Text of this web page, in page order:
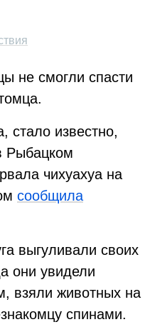
не смогли спасти
стало известно,
Рыбацком
чихуахуа на
сообщила
выгуливали своих
они увидели
взяли животных на
спинами.